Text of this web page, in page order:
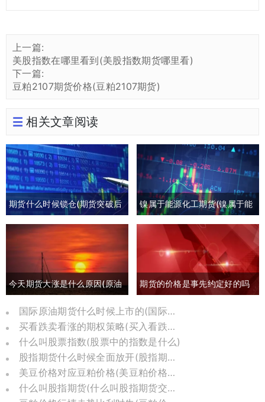
上一篇:
美股指数在哪里看到(美股指数期货哪里看)
下一篇:
豆粕2107期货价格(豆粕2107期货)
相关文章阅读
期货什么时候锁仓(期货突破后
回撤)
镍属于能源化工期货(镍属于能
源化工期货板块吗)
今天期货大涨是什么原因(原油
期货大涨是什么原因)
期货的价格是事先约定好的吗
(期货约定价格吗)
国际原油期货什么时候上市的(国际原油期货怎么了)
买看跌卖看涨的期权策略(买入看跌卖出看涨期权)
什么叫股票指数(股票中的指数是什么)
股指期货什么时候全面放开(股指期货几几年推出)
美豆价格对应豆粕价格(美豆粕价格换算)
什么叫股指期货(什么叫股指期货交割日)